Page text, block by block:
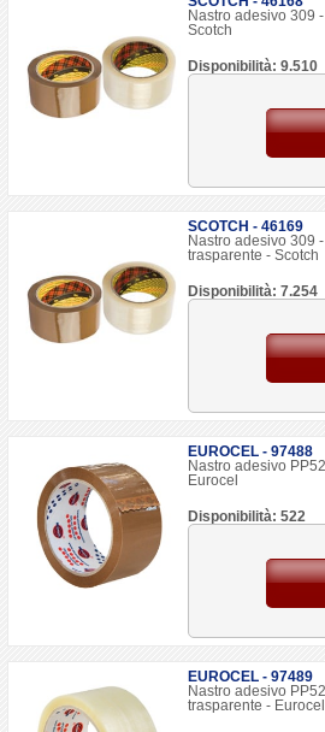
Nastro adesivo 309
Scotch
Disponibilità: 9.510
SCOTCH - 46169
Nastro adesivo 309
trasparente - Scotch
Disponibilità: 7.254
EUROCEL - 97488
Nastro adesivo
Eurocel
Disponibilità: 522
EUROCEL - 97489
Nastro adesivo
trasparente - Eurocel